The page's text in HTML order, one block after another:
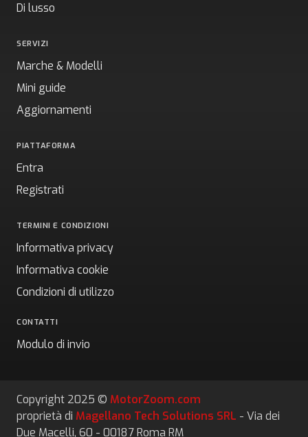
Di lusso
SERVIZI
Marche & Modelli
Mini guide
Aggiornamenti
PIATTAFORMA
Entra
Registrati
TERMINI E CONDIZIONI
Informativa privacy
Informativa cookie
Condizioni di utilizzo
CONTATTI
Modulo di invio
Copyright 2025 © MotorZoom.com
proprietà di Magellano Tech Solutions SRL - Via dei
Due Macelli, 60 - 00187 Roma RM